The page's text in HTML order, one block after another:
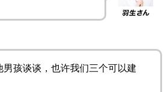
男孩谈谈，也许我们三个可以建